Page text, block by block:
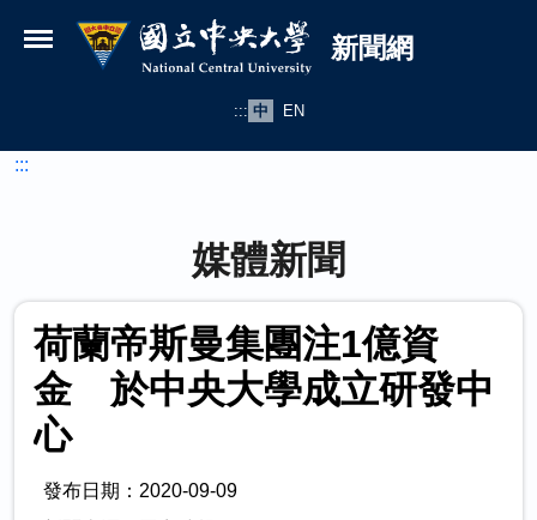
國立中央大學新聞網
新聞網
::: 中 EN
:::
媒體新聞
荷蘭帝斯曼集團注1億資
金 於中央大學成立研發中
心
發布日期：2020-09-09